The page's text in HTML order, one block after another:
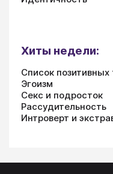
Хиты недели:
Список
Эгоизм
Секс и подросток
Рассудительность
Интроверт и